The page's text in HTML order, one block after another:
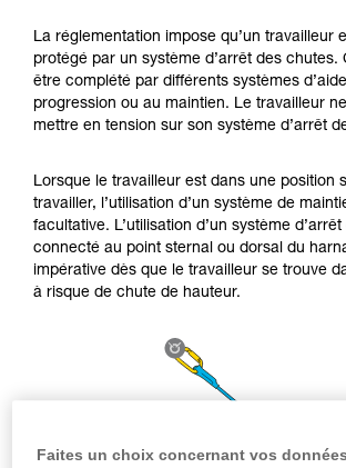
consulter. Vous devez avoir
informations de la notice
pouvoir comprendre ce
d’informations.
Maîtriser ces techniques
avec un professionnel votre
la manipulation, seul, en toute
de la reproduire en autonomie.
Nous donnons des exemples de
liées à votre activité. Il peut en
que nous ne décrivons pas ici.
La réglementation impose qu’un travailleur
protégé par un système d’arrêt des chutes.
être complété par différents systèmes
progression ou au maintien. Le travailleur
mettre en tension sur son système d’arrêt
Lorsque le travailleur est dans une position
travailler, l’utilisation d’un système de
facultative. L’utilisation d’un système
connecté au point sternal ou dorsal du
impérative dès que le travailleur se trouve
à risque de chute de hauteur.
Faites un choix concernant vos données